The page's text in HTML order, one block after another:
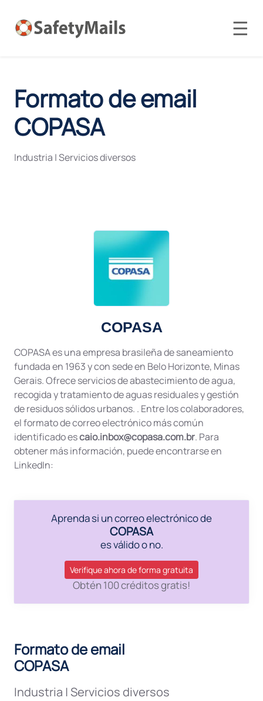
☰
Formato de email
COPASA
Industria |Servicios diversos
COPASA
COPASA es una empresa brasileña de saneamiento
fundada en 1963 y con sede en Belo Horizonte, Minas
Gerais. Ofrece servicios de abastecimiento de agua,
recogida y tratamiento de aguas residuales y gestión
de residuos sólidos urbanos. . Entre los colaboradores,
el formato de correo electrónico más común
identificado escaio.inbox@copasa.com.br. Para
obtener más información, puede encontrarse en
LinkedIn:
Aprenda si un correo electrónico de
COPASA
es válido o no.
Verifique ahora de forma gratuita
Obtén 100 créditos gratis!
Formato de email
COPASA
Industria |Servicios diversos